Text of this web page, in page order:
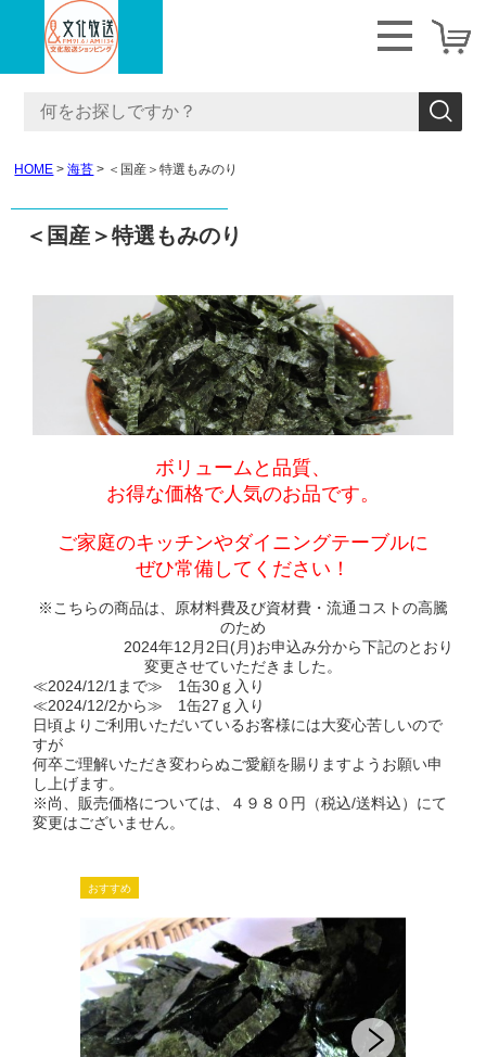
HOME 海苔 ＜国産＞特選もみのり
＜国産＞特選もみのり
ボリュームと品質、
お得な価格で人気のお品です。
ご家庭のキッチンやダイニングテーブルに
ぜひ常備してください！
※こちらの商品は、原材料費及び資材費・流通コストの高騰
のため
2024年12月2日(月)お申込み分から下記のとおり
変更させていただきました。
≪2024/12/1まで≫ 1缶30ｇ入り
≪2024/12/2から≫ 1缶27ｇ入り
日頃よりご利用いただいているお客様には大変心苦しいので
すが
何卒ご理解いただき変わらぬご愛顧を賜りますようお願い申
し上げます。
※尚、販売価格については、４９８０円（税込/送料込）にて
変更はございません。